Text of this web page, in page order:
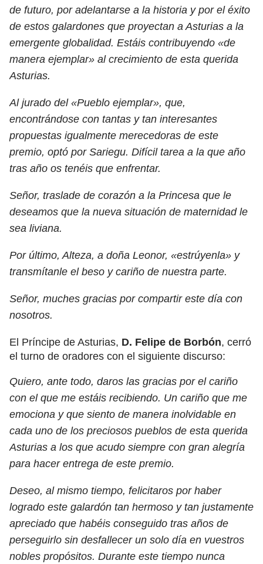
de futuro, por adelantarse a la historia y por el éxito
de estos galardones que proyectan a Asturias a la
emergente globalidad. Estáis contribuyendo «de
manera ejemplar» al crecimiento de esta querida
Asturias.
Al jurado del «Pueblo ejemplar», que,
encontrándose con tantas y tan interesantes
propuestas igualmente merecedoras de este
premio, optó por Sariegu. Difícil tarea a la que año
tras año os tenéis que enfrentar.
Señor, traslade de corazón a la Princesa que le
deseamos que la nueva situación de maternidad le
sea liviana.
Por último, Alteza, a doña Leonor, «estrúyenla» y
transmítanle el beso y cariño de nuestra parte.
Señor, muches gracias por compartir este día con
nosotros.
El Príncipe de Asturias, D. Felipe de Borbón, cerró
el turno de oradores con el siguiente discurso:
Quiero, ante todo, daros las gracias por el cariño
con el que me estáis recibiendo. Un cariño que me
emociona y que siento de manera inolvidable en
cada uno de los preciosos pueblos de esta querida
Asturias a los que acudo siempre con gran alegría
para hacer entrega de este premio.
Deseo, al mismo tiempo, felicitaros por haber
logrado este galardón tan hermoso y tan justamente
apreciado que habéis conseguido tras años de
perseguirlo sin desfallecer un solo día en vuestros
nobles propósitos. Durante este tiempo nunca